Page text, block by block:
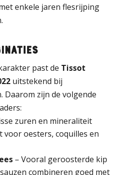
enkele jaren flesrijping
past de Tissot
uitstekend bij
Daarom zijn de volgende
zuren en mineraliteit
voor oesters, coquilles en
– Vooral geroosterde kip
combineren goed met